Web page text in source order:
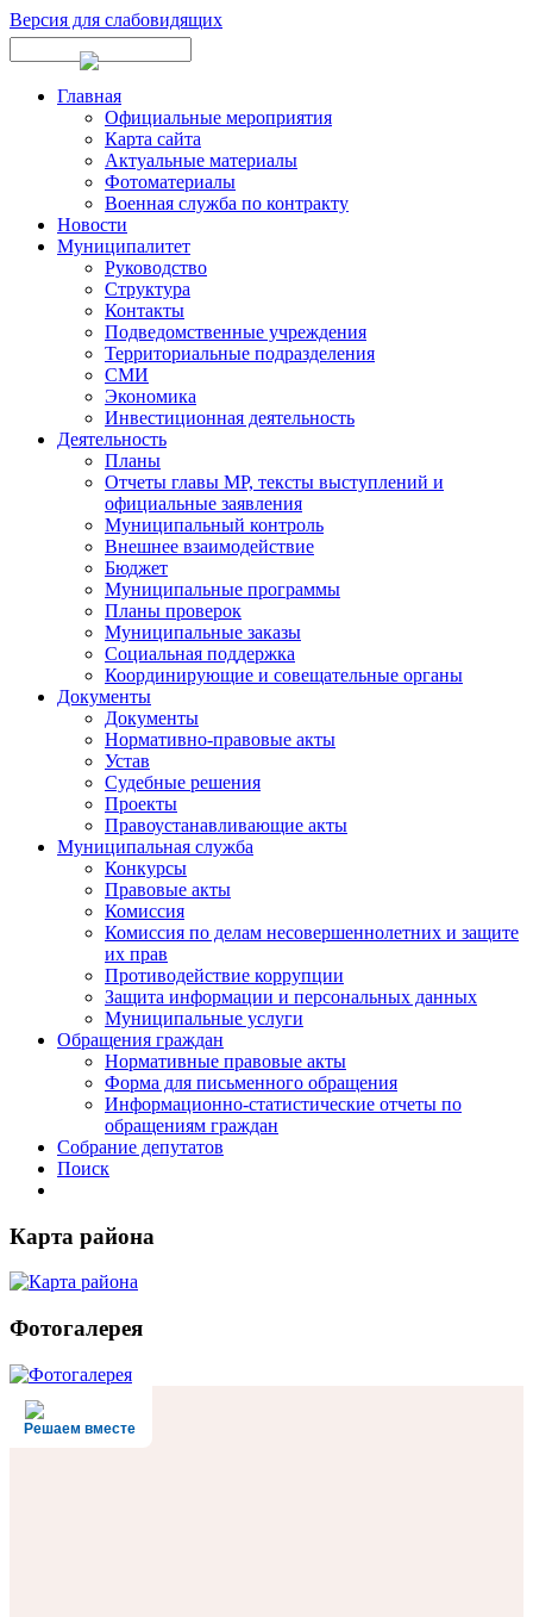
Версия для слабовидящих
Главная
Официальные мероприятия
Карта сайта
Актуальные материалы
Фотоматериалы
Военная служба по контракту
Новости
Муниципалитет
Руководство
Структура
Контакты
Подведомственные учреждения
Территориальные подразделения
СМИ
Экономика
Инвестиционная деятельность
Деятельность
Планы
Отчеты главы МР, тексты выступлений и
официальные заявления
Муниципальный контроль
Внешнее взаимодействие
Бюджет
Муниципальные программы
Планы проверок
Муниципальные заказы
Социальная поддержка
Координирующие и совещательные органы
Документы
Документы
Нормативно-правовые акты
Устав
Судебные решения
Проекты
Правоустанавливающие акты
Муниципальная служба
Конкурсы
Правовые акты
Комиссия
Комиссия по делам несовершеннолетних и защите
их прав
Противодействие коррупции
Защита информации и персональных данных
Муниципальные услуги
Обращения граждан
Нормативные правовые акты
Форма для письменного обращения
Информационно-статистические отчеты по
обращениям граждан
Собрание депутатов
Поиск
Карта района
Фотогалерея
Решаем вместе